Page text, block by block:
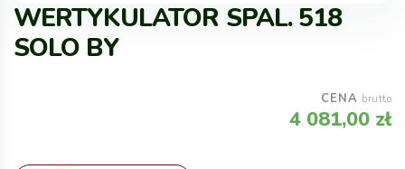
WERTYKULATOR SPAL. 518
SOLO BY
CENA brutto
4 081,00 zł